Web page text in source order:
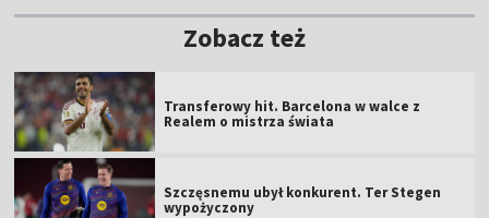
Zobacz też
Transferowy hit. Barcelona w walce z
Realem o mistrza świata
Szczęsnemu ubył konkurent. Ter Stegen
wypożyczony